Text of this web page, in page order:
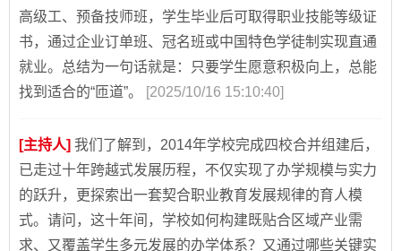
高级工、预备技师班，学生毕业后可取得职业技能等级证
书，通过企业订单班、冠名班或中国特色学徒制实现直通
就业。总结为一句话就是：只要学生愿意积极向上，总能
找到适合的“匝道”。
[2025/10/16 15:10:40]
[主持人] 我们了解到，2014年学校完成四校合并组建后，
已走过十年跨越式发展历程，不仅实现了办学规模与实力
的跃升，更探索出一套契合职业教育发展规律的育人模
式。请问，这十年间，学校如何构建既贴合区域产业需
求、又覆盖学生多元发展的办学体系？又通过哪些关键实